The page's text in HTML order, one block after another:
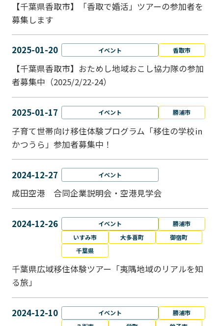
【千葉県香取市】「香取で婚活」ツアーの参加者を
募集します
2025-01-20 イベント 香取市
【千葉県香取市】おためし地域おこし協力隊の参加
者募集中（2025/2/22-24）
2025-01-17 イベント 勝浦市
子育て世帯向け移住体験プログラム「移住の学校in
かつうら」参加者募集中！
2024-12-27 イベント
成田空港 合同企業説明会・空港見学会
2024-12-26 イベント
勝浦市
いすみ市
大多喜町
御宿町
千葉県
千葉県広域移住体験ツアー「夷隅地域のリアルを知
る旅」
2024-12-10 イベント
勝浦市